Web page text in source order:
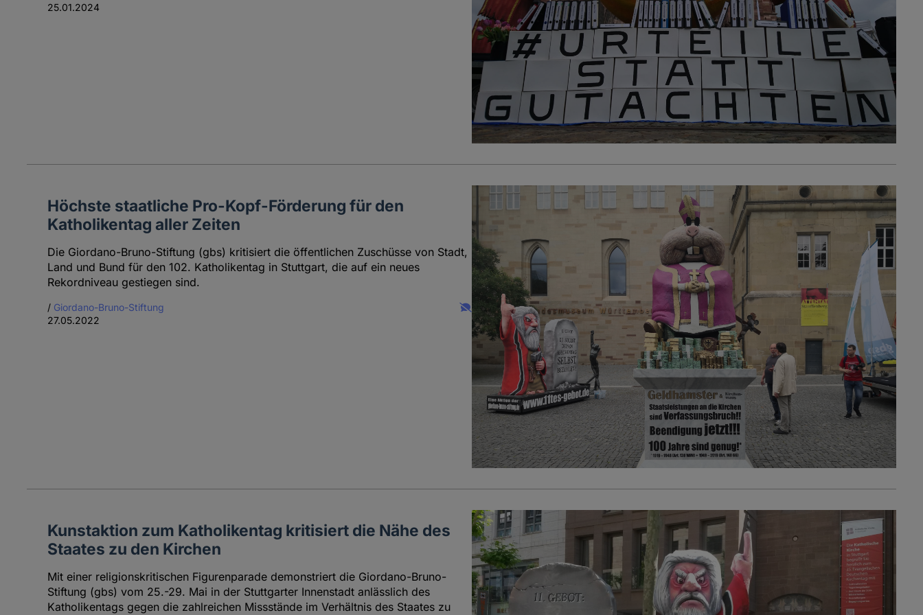
25.01.2024
Höchste staatliche Pro-Kopf-Förderung für den
Katholikentag aller Zeiten
Die Giordano-Bruno-Stiftung (gbs) kritisiert die öffentlichen Zuschüsse von Stadt,
Land und Bund für den 102. Katholikentag in Stuttgart, die auf ein neues
Rekordniveau gestiegen sind.
/ Giordano-Bruno-Stiftung
27.05.2022
Kunstaktion zum Katholikentag kritisiert die Nähe des
Staates zu den Kirchen
Mit einer religionskritischen Figurenparade demonstriert die Giordano-Bruno-
Stiftung (gbs) vom 25.-29. Mai in der Stuttgarter Innenstadt anlässlich des
Katholikentags gegen die zahlreichen Missstände im Verhältnis des Staates zu